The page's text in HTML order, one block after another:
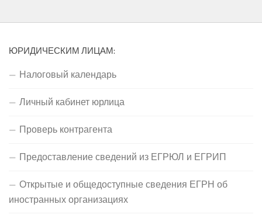
ЮРИДИЧЕСКИМ ЛИЦАМ:
Налоговый календарь
Личный кабинет юрлица
Проверь контрагента
Предоставление сведений из ЕГРЮЛ и ЕГРИП
Открытые и общедоступные сведения ЕГРН об
иностранных организациях